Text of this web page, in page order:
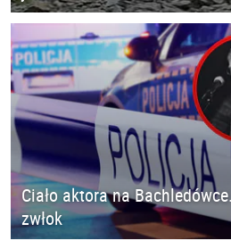
Ciało aktora na
zwłok